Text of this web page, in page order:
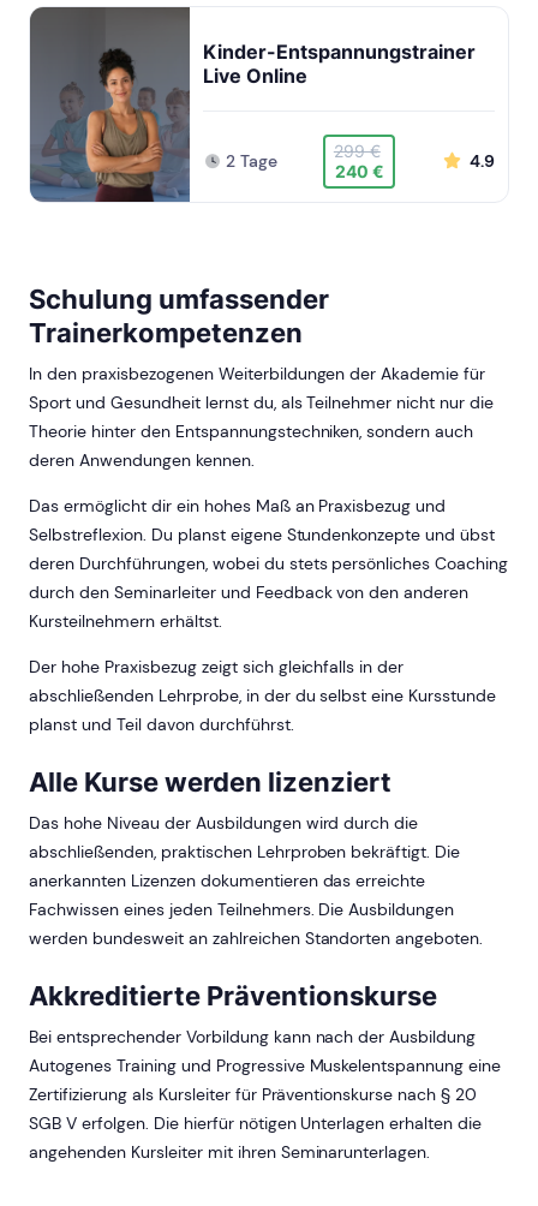
Kinder-Entspannungstrainer
Live Online
2 Tage
299 €
240 €
4.9
Schulung umfassender
Trainerkompetenzen
In den praxisbezogenen Weiterbildungen der Akademie für
Sport und Gesundheit lernst du, als Teilnehmer nicht nur die
Theorie hinter den Entspannungstechniken, sondern auch
deren Anwendungen kennen.
Das ermöglicht dir ein hohes Maß an Praxisbezug und
Selbstreflexion. Du planst eigene Stundenkonzepte und übst
deren Durchführungen, wobei du stets persönliches Coaching
durch den Seminarleiter und Feedback von den anderen
Kursteilnehmern erhältst.
Der hohe Praxisbezug zeigt sich gleichfalls in der
abschließenden Lehrprobe, in der du selbst eine Kursstunde
planst und Teil davon durchführst.
Alle Kurse werden lizenziert
Das hohe Niveau der Ausbildungen wird durch die
abschließenden, praktischen Lehrproben bekräftigt. Die
anerkannten Lizenzen dokumentieren das erreichte
Fachwissen eines jeden Teilnehmers. Die Ausbildungen
werden bundesweit an zahlreichen Standorten angeboten.
Akkreditierte Präventionskurse
Bei entsprechender Vorbildung kann nach der Ausbildung
Autogenes Training und Progressive Muskelentspannung eine
Zertifizierung als Kursleiter für Präventionskurse nach § 20
SGB V erfolgen. Die hierfür nötigen Unterlagen erhalten die
angehenden Kursleiter mit ihren Seminarunterlagen.